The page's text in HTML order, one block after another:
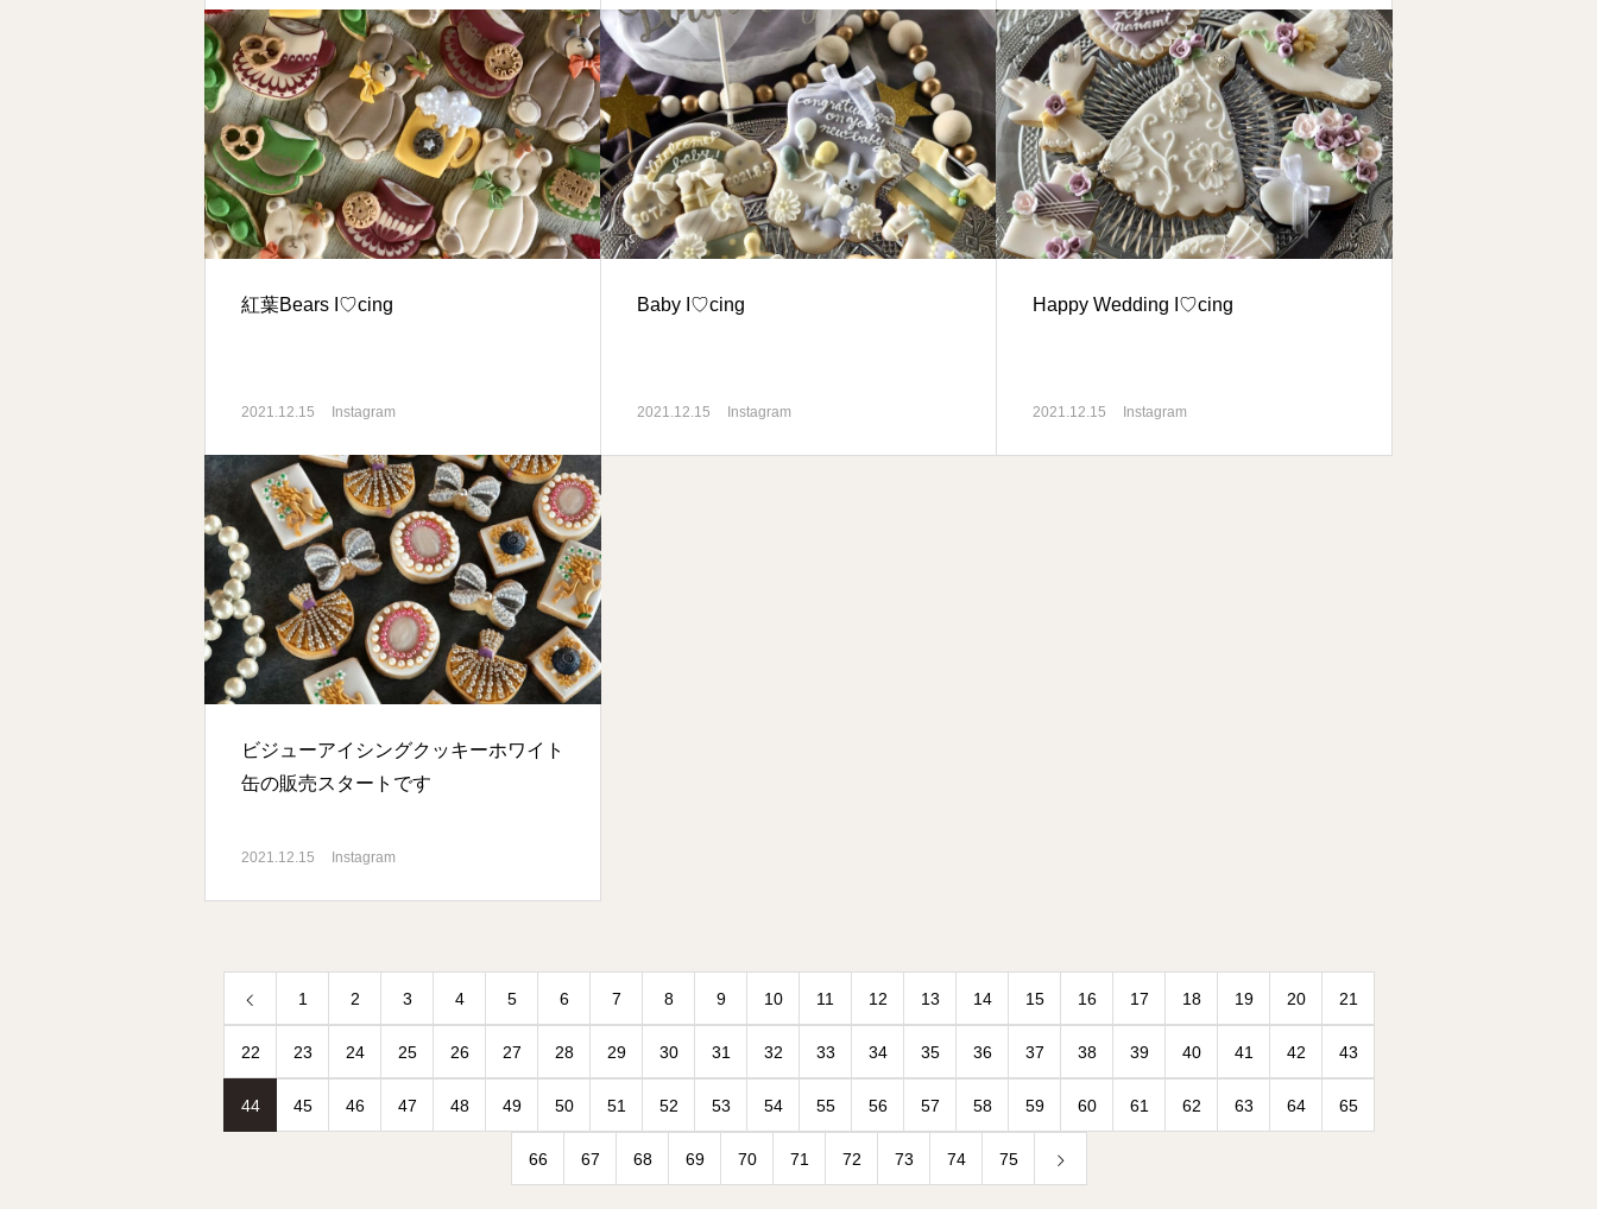
紅葉Bears I♡cing
2021.12.15 Instagram
Baby I♡cing
2021.12.15 Instagram
Happy Wedding I♡cing
2021.12.15 Instagram
ビジューアイシングクッキーホワイト
缶の販売スタートです
2021.12.15 Instagram
1 2 3 4 5 6 7 8 9 10 11 12 13 14 15 16 17 18 19 20 21
22 23 24 25 26 27 28 29 30 31 32 33 34 35 36 37 38 39 40 41 42 43
44 45 46 47 48 49 50 51 52 53 54 55 56 57 58 59 60 61 62 63 64 65
66 67 68 69 70 71 72 73 74 75